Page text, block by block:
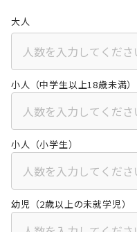
大人
小人（中学生以上18歳未満）
小人（小学生）
幼児（2歳以上の未就学児）